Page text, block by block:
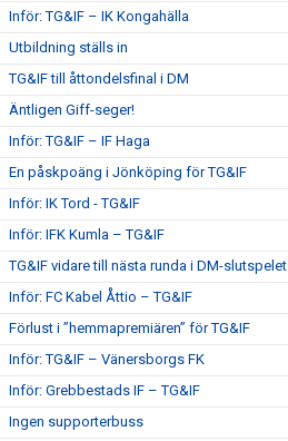
Inför: TG&IF – IK Kongahälla
Utbildning ställs in
TG&IF till åttondelsfinal i DM
Äntligen Giff-seger!
Inför: TG&IF – IF Haga
En påskpoäng i Jönköping för TG&IF
Inför: IK Tord - TG&IF
Inför: IFK Kumla – TG&IF
TG&IF vidare till nästa runda i DM-slutspelet
Inför: FC Kabel Åttio – TG&IF
Förlust i ”hemmapremiären” för TG&IF
Inför: TG&IF – Vänersborgs FK
Inför: Grebbestads IF – TG&IF
Ingen supporterbuss